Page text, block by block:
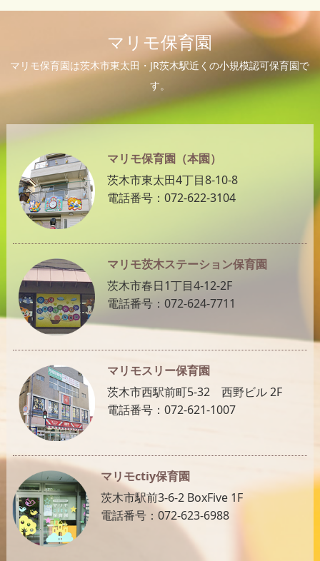
マリモ保育園
マリモ保育園は茨木市東太田・JR茨木駅近くの小規模認可保育園で
す。
マリモ保育園（本園）
茨木市東太田4丁目8-10-8
電話番号：072-622-3104
マリモ茨木ステーション保育園
茨木市春日1丁目4-12-2F
電話番号：072-624-7711
マリモスリー保育園
茨木市西駅前町5-32 西野ビル 2F
電話番号：072-621-1007
マリモctiy保育園
茨木市駅前3-6-2 BoxFive 1F
電話番号：072-623-6988